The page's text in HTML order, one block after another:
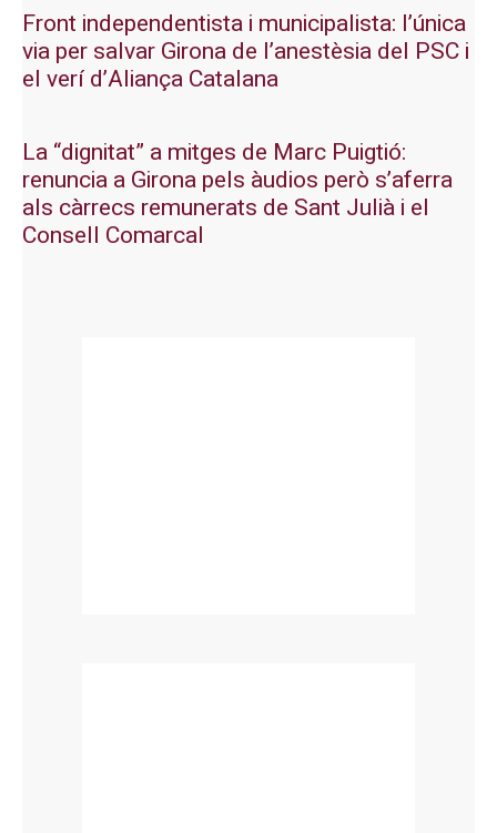
Front independentista i municipalista: l’única
via per salvar Girona de l’anestèsia del PSC i
el verí d’Aliança Catalana
La “dignitat” a mitges de Marc Puigtió:
renuncia a Girona pels àudios però s’aferra
als càrrecs remunerats de Sant Julià i el
Consell Comarcal